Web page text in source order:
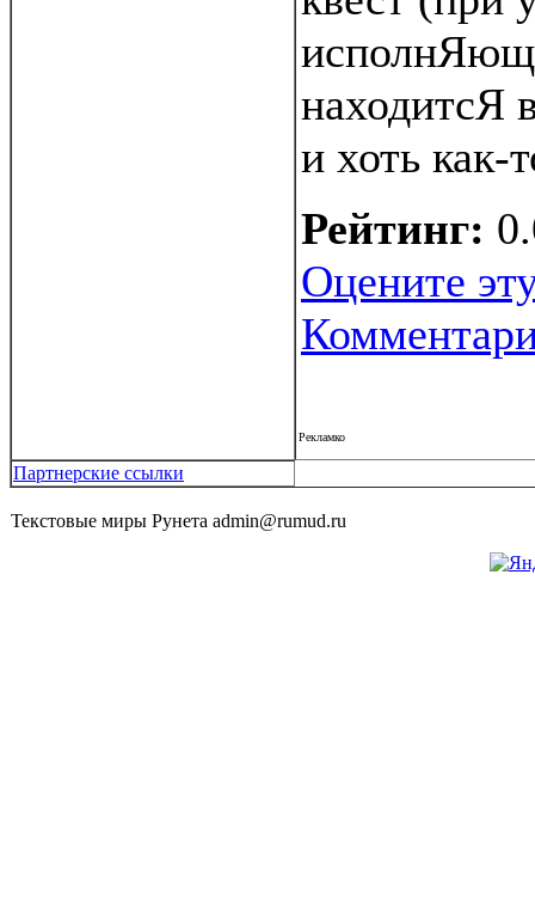
находитсЯ
и хоть как-
Рейтинг:
Оцените
Рекламко
Партнерские ссылки
Текстовые миры Рунета admin@rumud.ru